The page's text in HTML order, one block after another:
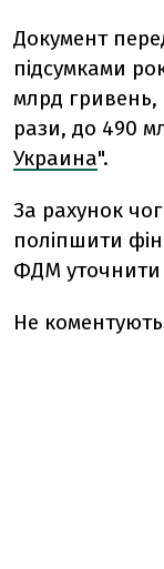
Документ
підсумками
млрд гривень,
рази, до 490
Украина".
За рахунок
поліпшити
ФДМ уточнити
Не